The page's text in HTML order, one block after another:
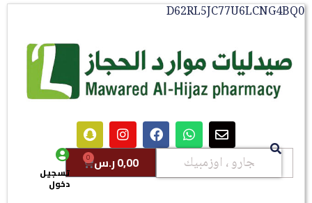
D62RL5JC77U6LCNG4BQ0
0,00ر.س 0
تسجيل
دخول